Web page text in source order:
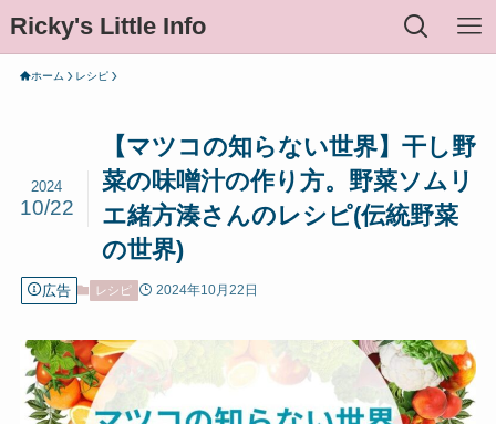
Ricky's Little Info
ホーム レシピ
【マツコの知らない世界】干し野
菜の味噌汁の作り方。野菜ソムリ
エ緒方湊さんのレシピ(伝統野菜
の世界)
2024
10/22
広告 レシピ 2024年10月22日